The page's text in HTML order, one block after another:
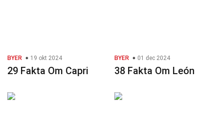
BYER 19 okt 2024
29 Fakta Om Capri
BYER 01 dec 2024
38 Fakta Om León